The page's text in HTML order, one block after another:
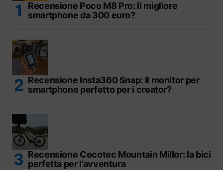
Recensione Poco M8 Pro: Il migliore
smartphone da 300 euro?
Recensione Insta360 Snap: il monitor per
smartphone perfetto per i creator?
Recensione Cecotec Mountain Millor: la bici
perfetta per l’avventura